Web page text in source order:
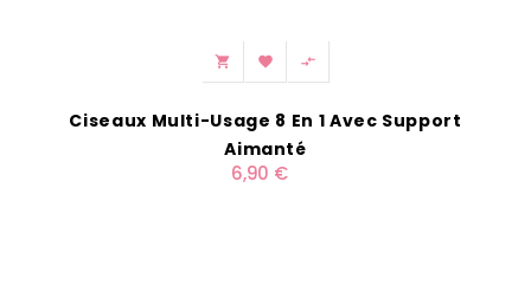
  
Ciseaux Multi-Usage 8 En 1 Avec Support
Aimanté
6,90 €